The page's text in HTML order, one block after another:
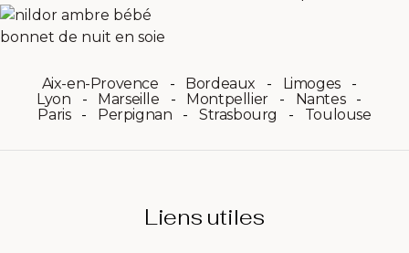
Aix-en-Provence Bordeaux
Limoges
Lyon
Marseille Montpellier
Nantes
Paris
Perpignan Strasbourg Toulouse
Liens utiles